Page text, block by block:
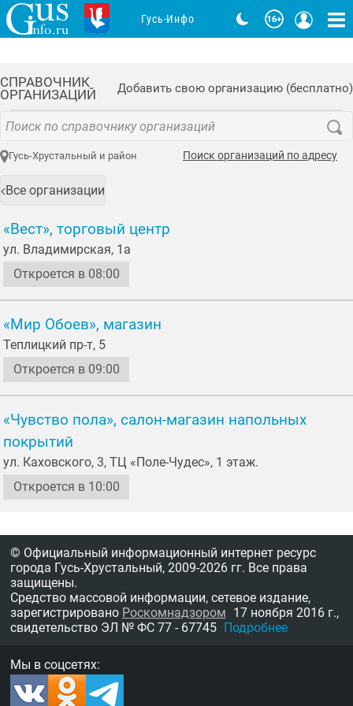
СПРАВОЧНИК
ОРГАНИЗАЦИЙ
Добавить свою организацию (бесплатно)
Гусь-Хрустальный и район Поиск организаций по адресу
Все организации
«Вест», торговый центр
ул. Владимирская, 1а
Откроется в 08:00
«Мир Обоев», магазин
Теплицкий пр-т, 5
Откроется в 09:00
«Чувство пола», салон-магазин напольных
покрытий
ул. Каховского, 3, ТЦ «Поле-Чудес», 1 этаж.
Откроется в 10:00
Гусь-Инфо
© Официальный информационный интернет ресурс
города Гусь-Хрустальный, 2009-2026 гг. Все права
защищены.
Средство массовой информации, сетевое издание,
зарегистрировано Роскомнадзором 17 ноября 2016 г.,
свидетельство ЭЛ № ФС 77 - 67745 Подробнее
Мы в соцсетях: